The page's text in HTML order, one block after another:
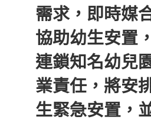
需求，即時媒
協助幼生安置
連鎖知名幼兒
業責任，將安
生緊急安置，